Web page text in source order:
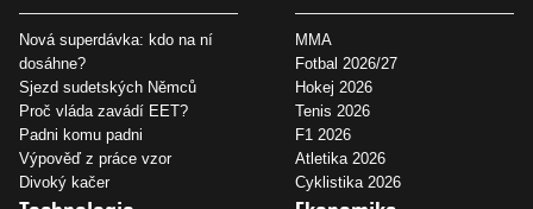
Nová superdávka: kdo na ní
dosáhne?
Sjezd sudetských Němců
Proč vláda zavádí EET?
Padni komu padni
Výpověď z práce vzor
Divoký kačer
MMA
Fotbal 2026/27
Hokej 2026
Tenis 2026
F1 2026
Atletika 2026
Cyklistika 2026